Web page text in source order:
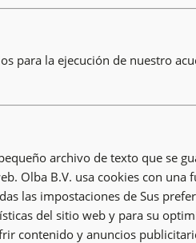
para la ejecución de nuestro
archivo de texto que se
Olba B.V. usa cookies con una
las impostaciones de Sus
del sitio web y para su
contenido y anuncios